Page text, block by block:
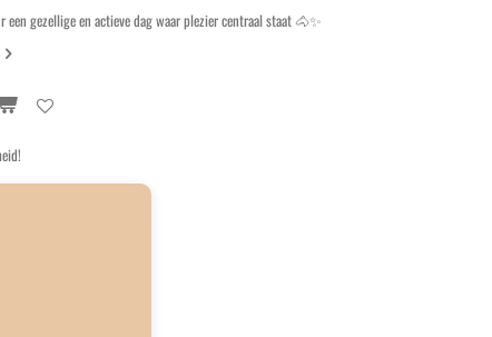
een gezellige en actieve dag waar plezier centraal staat 🐴✨